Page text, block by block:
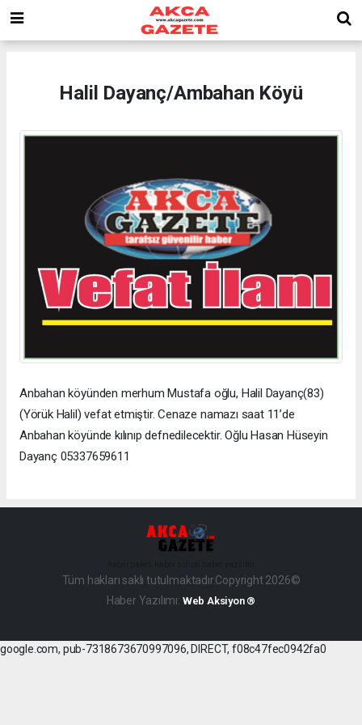
Halil Dayanç/Ambahan Köyü
Anbahan köyünden merhum Mustafa oğlu, Halil Dayanç(83)
(Yörük Halil) vefat etmiştir. Cenaze namazı saat 11’de
Anbahan köyünde kılınıp defnedilecektir. Oğlu Hasan Hüseyin
Dayanç 05337659611
Tüm hakları saklı tutulmaktadır.Copyright 2026©
Haber Yazılımı: Web Aksiyon ®
google.com, pub-7318673670997096, DIRECT, f08c47fec0942fa0